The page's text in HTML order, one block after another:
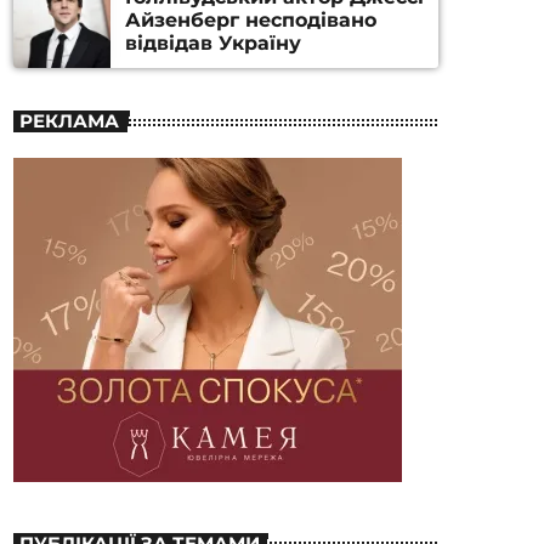
Айзенберг несподівано
відвідав Україну
РЕКЛАМА